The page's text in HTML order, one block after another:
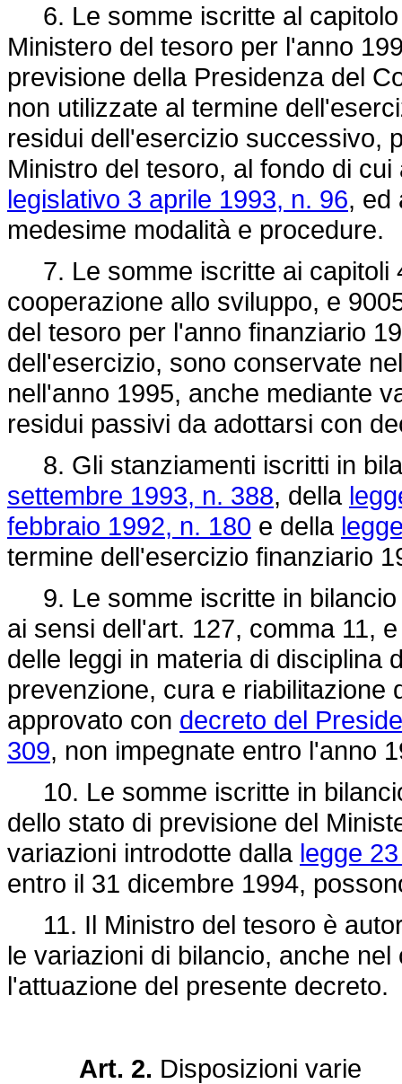
6. Le somme iscritte al capitolo
Ministero del tesoro per l'anno
previsione della Presidenza del
non utilizzate al termine
residui dell'esercizio successivo,
Ministro del tesoro, al fondo di
legislativo 3 aprile 1993, n. 96, ed
medesime modalità e procedure.
7. Le somme iscritte ai capitoli
cooperazione allo sviluppo, e
del tesoro per l'anno finanziario
dell'esercizio, sono conservate
nell'anno 1995, anche mediante
residui passivi da adottarsi con
8. Gli stanziamenti iscritti in
settembre 1993, n. 388, della
febbraio 1992, n. 180 e della
termine dell'esercizio finanziario
9. Le somme iscritte in bilancio
ai sensi dell'art. 127, comma 11,
delle leggi in materia di disciplina
prevenzione, cura e riabilitazione
approvato con decreto del
309, non impegnate entro l'anno
10. Le somme iscritte in
dello stato di previsione del
variazioni introdotte dalla legge
entro il 31 dicembre 1994,
11. Il Ministro del tesoro è
le variazioni di bilancio, anche
l'attuazione del presente decreto.
Art. 2. Disposizioni varie